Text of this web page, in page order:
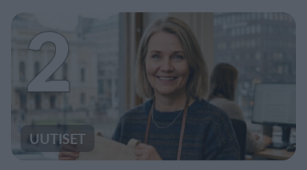
2
UUTISET